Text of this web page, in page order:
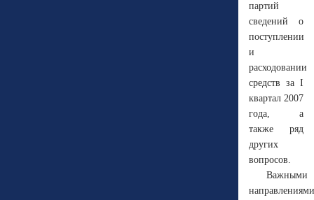
партий
сведений о
поступлении
и
расходовании
средств за I
квартал 2007
года, а
также ряд
других
вопросов.
Важными
направлениями